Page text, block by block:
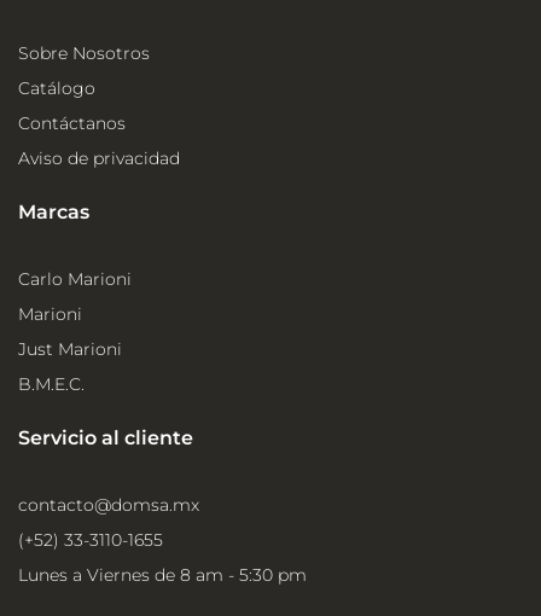
Sobre Nosotros
Catálogo
Contáctanos
Aviso de privacidad
Marcas
Carlo Marioni
Marioni
Just Marioni
B.M.E.C.
Servicio al cliente
contacto@domsa.mx
(+52) 33-3110-1655
Lunes a Viernes de 8 am - 5:30 pm